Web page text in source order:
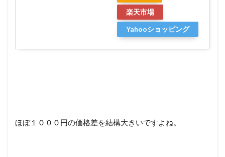
楽天市場
Yahooショッピング
ほぼ１０００円の価格差を結構大きいですよね。